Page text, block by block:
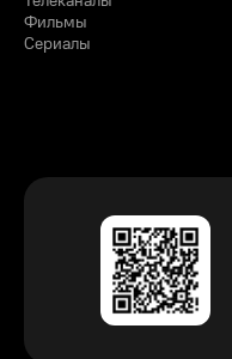
Фильмы
Сериалы